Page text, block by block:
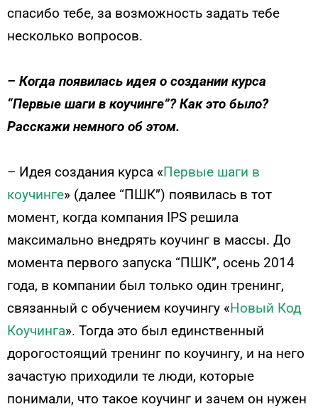
спасибо тебе, за возможность задать тебе
несколько вопросов.
– Когда появилась идея о создании курса
“Первые шаги в коучинге”? Как это было?
Расскажи немного об этом.
– Идея создания курса «Первые шаги в
коучинге» (далее “ПШК”) появилась в тот
момент, когда компания IPS решила
максимально внедрять коучинг в массы. До
момента первого запуска “ПШК”, осень 2014
года, в компании был только один тренинг,
связанный с обучением коучингу «Новый Код
Коучинга». Тогда это был единственный
дорогостоящий тренинг по коучингу, и на него
зачастую приходили те люди, которые
понимали, что такое коучинг и зачем он нужен